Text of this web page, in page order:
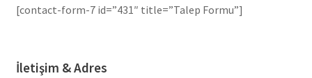
[contact-form-7 id=”431″ title=”Talep Formu”]
İletişim & Adres